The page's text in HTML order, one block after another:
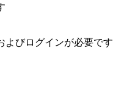
よびログインが必要です